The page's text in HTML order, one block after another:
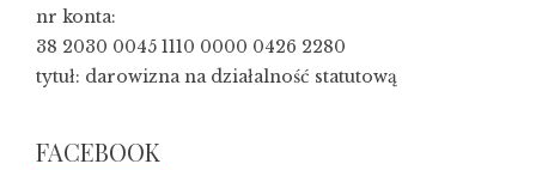
nr konta:
38 2030 0045 1110 0000 0426 2280
tytuł: darowizna na działalność statutową
FACEBOOK